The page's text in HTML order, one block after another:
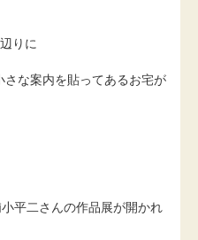
りに
さな案内を貼ってあるお宅が
平二さんの作品展が開かれ